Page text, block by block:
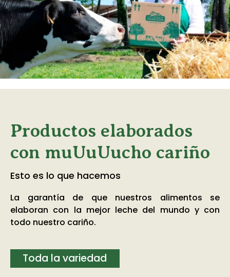
Productos elaborados
con muUuUucho cariño
Esto es lo que hacemos
La garantía de que nuestros alimentos se
elaboran con la mejor leche del mundo y con
todo nuestro cariño.
Toda la variedad